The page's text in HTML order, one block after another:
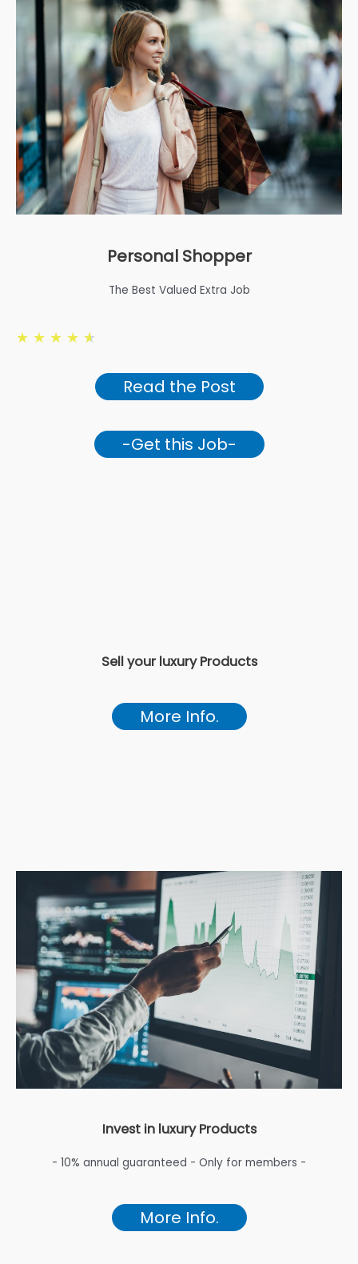
Personal Shopper
The Best Valued Extra Job
★ ★ ★ ★ ★
Read the Post
-Get this Job-
Sell your luxury Products
More Info.
Invest in luxury Products
- 10% annual guaranteed - Only for members -
More Info.